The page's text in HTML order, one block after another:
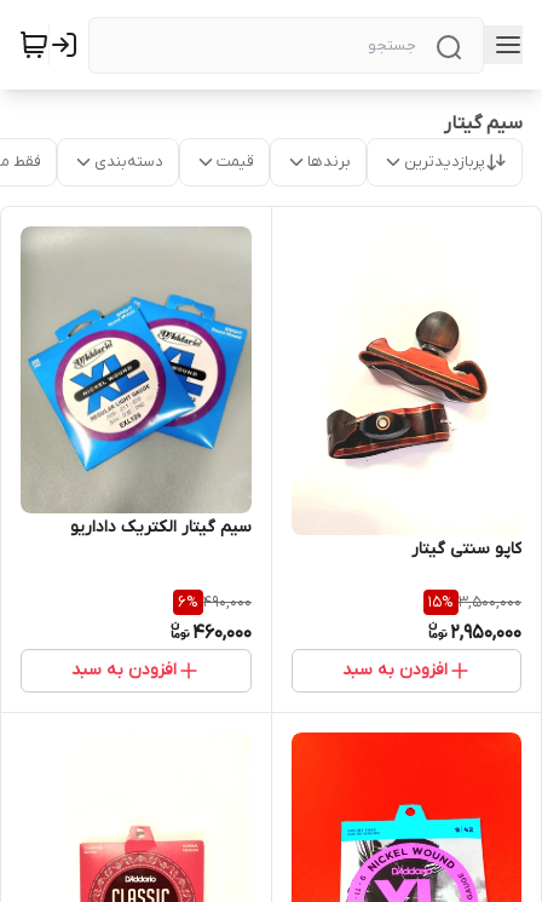
سیم گیتار
پربازدیدترین برندها قیمت دسته‌بندی فقط
کاپو سنتی گیتار
3,500,000
15%
2,950,000
افزودن به سبد
سیم گیتار الکتریک داداریو
490,000
6%
460,000
افزودن به سبد